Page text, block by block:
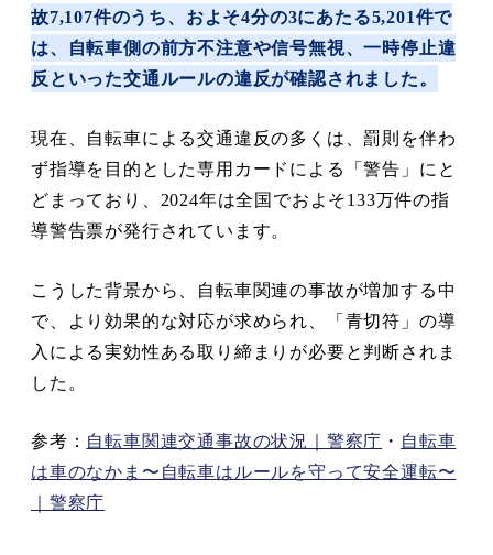
故7,107件のうち、およそ4分の3にあたる5,201件で
は、自転車側の前方不注意や信号無視、一時停止違
反といった交通ルールの違反が確認されました。
現在、自転車による交通違反の多くは、罰則を伴わ
ず指導を目的とした専用カードによる「警告」にと
どまっており、2024年は全国でおよそ133万件の指
導警告票が発行されています。
こうした背景から、自転車関連の事故が増加する中
で、より効果的な対応が求められ、「青切符」の導
入による実効性ある取り締まりが必要と判断されま
した。
参考： 自転車関連交通事故の状況｜警察庁 ・ 自転車
は車のなかま〜自転車はルールを守って安全運転〜
｜警察庁